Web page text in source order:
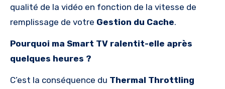
qualité de la vidéo en fonction de la vitesse de
remplissage de votre Gestion du Cache.
Pourquoi ma Smart TV ralentit-elle après
quelques heures ?
C’est la conséquence du Thermal Throttling